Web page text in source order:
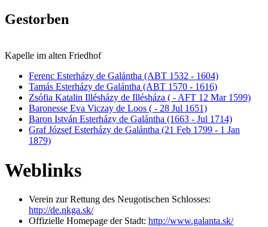
Gestorben
Kapelle im alten Friedhof
Ferenc Esterházy de Galántha (ABT 1532 - 1604)
Tamás Esterházy de Galántha (ABT 1570 - 1616)
Zsófia Katalin Illésházy de Illésháza ( - AFT 12 Mar 1599)
Baronesse Eva Viczay de Loos ( - 28 Jul 1651)
Baron István Esterházy de Galántha (1663 - Jul 1714)
Graf József Esterházy de Galántha (21 Feb 1799 - 1 Jan
1879)
Weblinks
Verein zur Rettung des Neugotischen Schlosses:
http://de.nkga.sk/
Offizielle Homepage der Stadt: http://www.galanta.sk/